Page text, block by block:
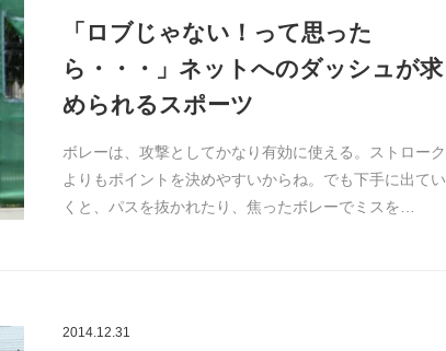
「ロブじゃない！って思った
ら・・・」ネットへのダッシュが求
められるスポーツ
ボレーは、攻撃としてかなり有効に使える。ストローク
よりもポイントを決めやすいからね。でも下手に出てい
くと、パスを抜かれたり、焦ったボレーでミスを…
2014.12.31